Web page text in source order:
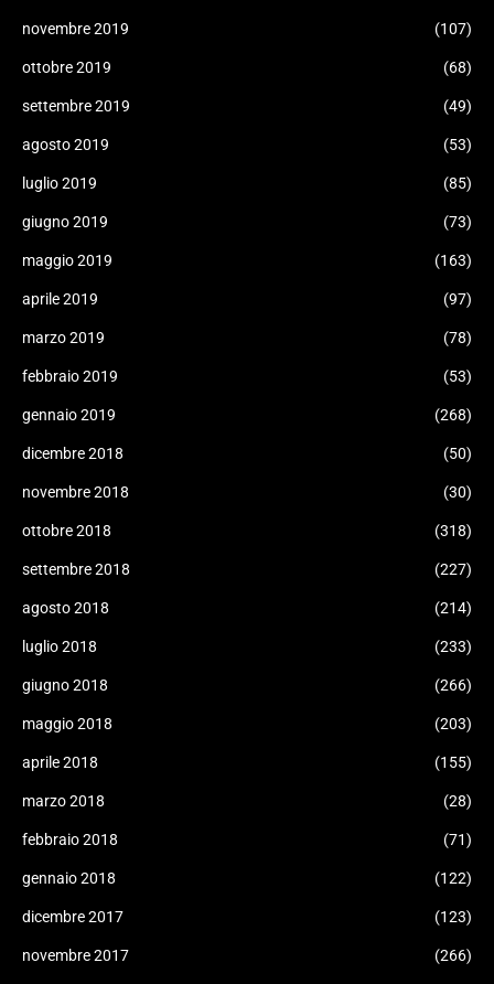
novembre 2019 (107)
ottobre 2019 (68)
settembre 2019 (49)
agosto 2019 (53)
luglio 2019 (85)
giugno 2019 (73)
maggio 2019 (163)
aprile 2019 (97)
marzo 2019 (78)
febbraio 2019 (53)
gennaio 2019 (268)
dicembre 2018 (50)
novembre 2018 (30)
ottobre 2018 (318)
settembre 2018 (227)
agosto 2018 (214)
luglio 2018 (233)
giugno 2018 (266)
maggio 2018 (203)
aprile 2018 (155)
marzo 2018 (28)
febbraio 2018 (71)
gennaio 2018 (122)
dicembre 2017 (123)
novembre 2017 (266)